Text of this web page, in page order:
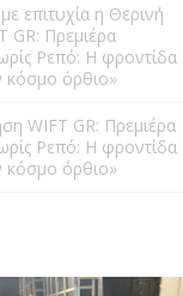
επιτυχία η Θερινή
GR: Πρεμιέρα
Ρεπό: Η φροντίδα
κόσμο όρθιο»
WIFT GR: Πρεμιέρα
Ρεπό: Η φροντίδα
κόσμο όρθιο»